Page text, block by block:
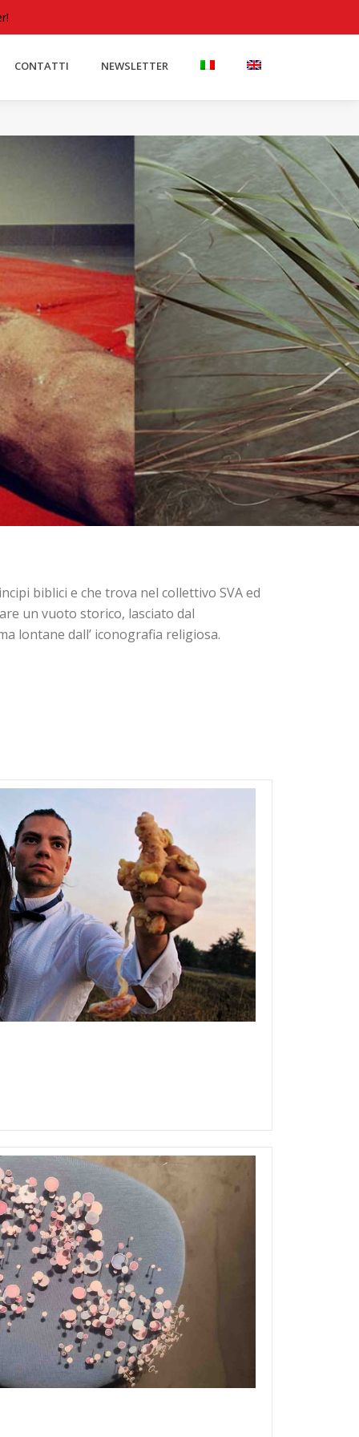
CONTATTI NEWSLETTER
biblici e che trova nel collettivo SVA ed
un vuoto storico, lasciato dal
lontane dall’ iconografia religiosa.